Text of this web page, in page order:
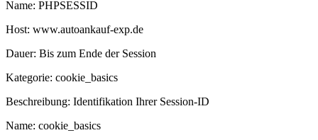
Name: PHPSESSID
Host: www.autoankauf-exp.de
Dauer: Bis zum Ende der Session
Kategorie: cookie_basics
Beschreibung: Identifikation Ihrer Session-ID
Name: cookie_basics